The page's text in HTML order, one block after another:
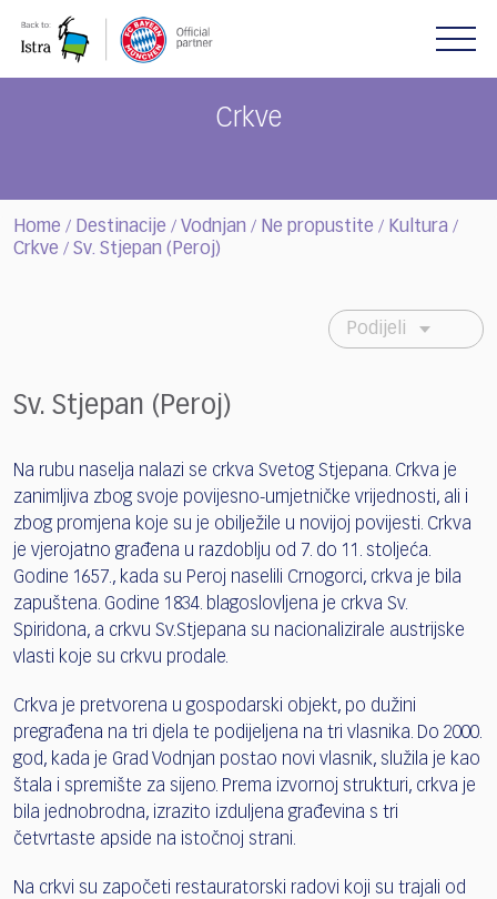
note:
Crkve
Home / Destinacije / Vodnjan / Ne propustite / Kultura /
Crkve / Sv. Stjepan (Peroj)
Podijeli
Sv. Stjepan (Peroj)
Na rubu naselja nalazi se crkva Svetog Stjepana. Crkva je
zanimljiva zbog svoje povijesno-umjetničke vrijednosti, ali i
zbog promjena koje su je obilježile u novijoj povijesti. Crkva
je vjerojatno građena u razdoblju od 7. do 11. stoljeća.
Godine 1657., kada su Peroj naselili Crnogorci, crkva je bila
zapuštena. Godine 1834. blagoslovljena je crkva Sv.
Spiridona, a crkvu Sv.Stjepana su nacionalizirale austrijske
vlasti koje su crkvu prodale.
Crkva je pretvorena u gospodarski objekt, po dužini
pregrađena na tri djela te podijeljena na tri vlasnika. Do 2000.
god, kada je Grad Vodnjan postao novi vlasnik, služila je kao
štala i spremište za sijeno. Prema izvornoj strukturi, crkva je
bila jednobrodna, izrazito izduljena građevina s tri
četvrtaste apside na istočnoj strani.
Na crkvi su započeti restauratorski radovi koji su trajali od